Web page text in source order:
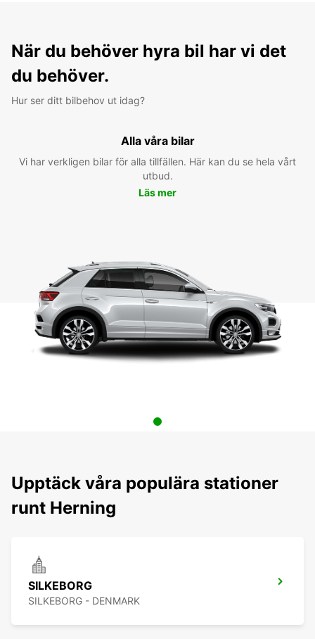
När du behöver hyra bil har vi det
du behöver.
Hur ser ditt bilbehov ut idag?
Alla våra bilar
Vi har verkligen bilar för alla tillfällen. Här kan du se hela vårt
utbud.
Läs mer
Upptäck våra populära stationer
runt Herning
SILKEBORG
SILKEBORG - DENMARK